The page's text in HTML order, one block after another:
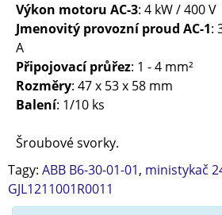
Výkon motoru AC-3: 4 kW / 400 V
Jmenovitý provozní proud AC-1:
A
Připojovací průřez: 1 - 4 mm²
Rozměry: 47 x 53 x 58 mm
Balení: 1/10 ks
Šroubové svorky.
Tagy: ABB B6-30-01-01, ministykač
GJL1211001R0011